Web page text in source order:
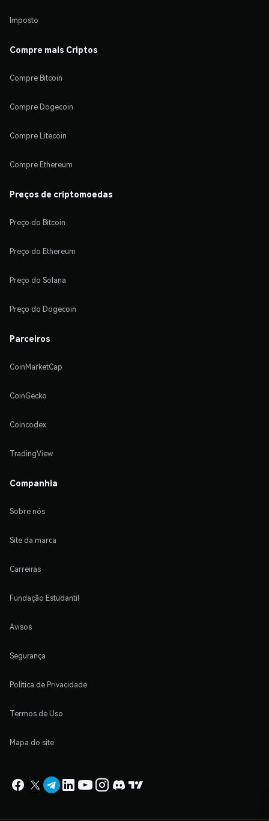
Imposto
Compre mais Criptos
Compre Bitcoin
Compre Dogecoin
Compre Litecoin
Compre Ethereum
Preços de criptomoedas
Preço do Bitcoin
Preço do Ethereum
Preço do Solana
Preço do Dogecoin
Parceiros
CoinMarketCap
CoinGecko
Coincodex
TradingView
Companhia
Sobre nós
Site da marca
Carreiras
Fundação Estudantil
Avisos
Segurança
Política de Privacidade
Termos de Uso
Mapa do site